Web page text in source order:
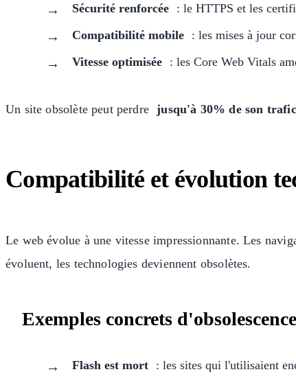
Sécurité renforcée : le HTTPS et les
Compatibilité mobile : les mises à jour
Vitesse optimisée : les Core Web Vitals
Un site obsolète peut perdre jusqu'à 30% de son
Compatibilité et évolution
Le web évolue à une vitesse impressionnante. Les
évoluent, les technologies deviennent obsolètes.
Exemples concrets d'obsolescence
Flash est mort : les sites qui l'utilisaient